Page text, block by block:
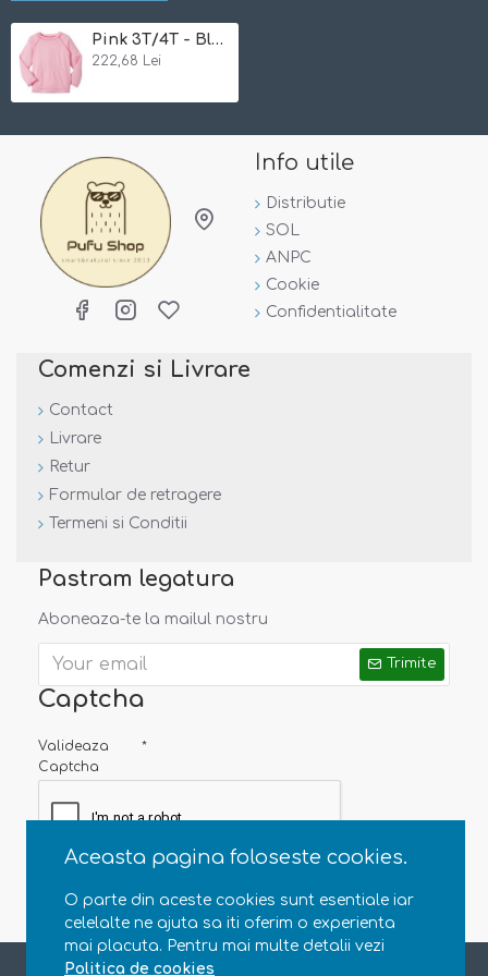
Aceasta pagina foloseste cookies.
O parte din aceste cookies sunt esentiale iar
celelalte ne ajuta sa iti oferim o experienta
mai placuta. Pentru mai multe detalii vezi
Politica de cookies
Caracteristici:
optima
50+
imbraca/dezbraca usor, chiar si cand materialul e ud
- faracapse, nasturi sau fermoare- pentru
confort sporit
iPlay asortat!)
se usuca rapid
Pink 3T/4T - Bluza tehnica SPF50+ Breatheasy Stay Cool Green Sprouts by iPlay
222,68 Lei
Info utile
Distributie
SOL
ANPC
Cookie
Confidentialitate
Comenzi si Livrare
Contact
Livrare
Retur
Formular de retragere
Termeni si Conditii
Pastram legatura
Aboneaza-te la mailul nostru
Trimite
Captcha
Valideaza
Captcha
Copyright © 2013 - 2020 Natural Parenting SRL. CUI RO35363696, J23/4607/2015. Toate drepturile rezervate